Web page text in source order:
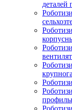
деталей